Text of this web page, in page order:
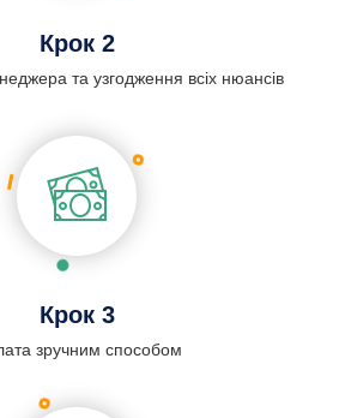
Крок 2
та узгодження всіх нюансів
Крок 3
зручним способом